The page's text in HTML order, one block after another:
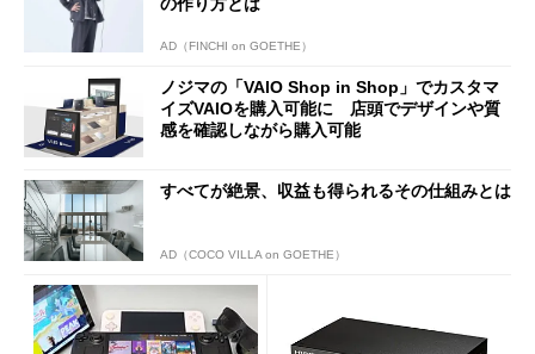
の作り方とは
AD（FINCHI on GOETHE）
ノジマの「VAIO Shop in Shop」でカスタマ
イズVAIOを購入可能に 店頭でデザインや質
感を確認しながら購入可能
すべてが絶景、収益も得られるその仕組みとは
AD（COCO VILLA on GOETHE）